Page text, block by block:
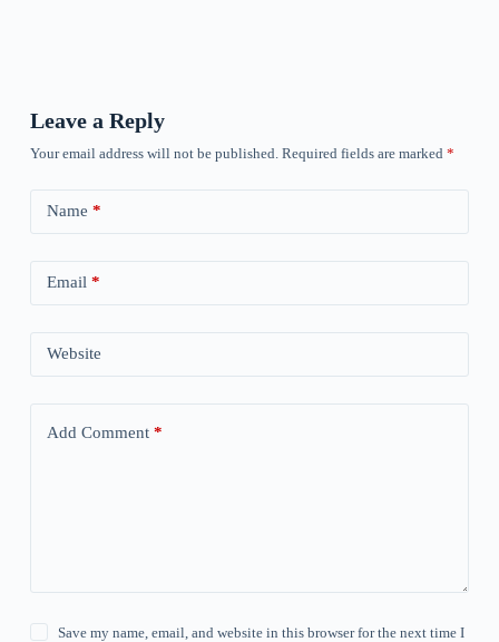
Leave a Reply
Your email address will not be published. Required fields are marked *
Name *
Email*
Website
Add Comment*
Save my name, email, and website in this browser for the next time I